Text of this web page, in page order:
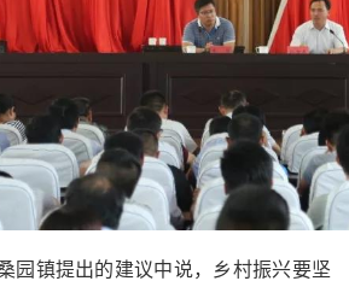
园镇提出的建议中说，乡村振兴要坚